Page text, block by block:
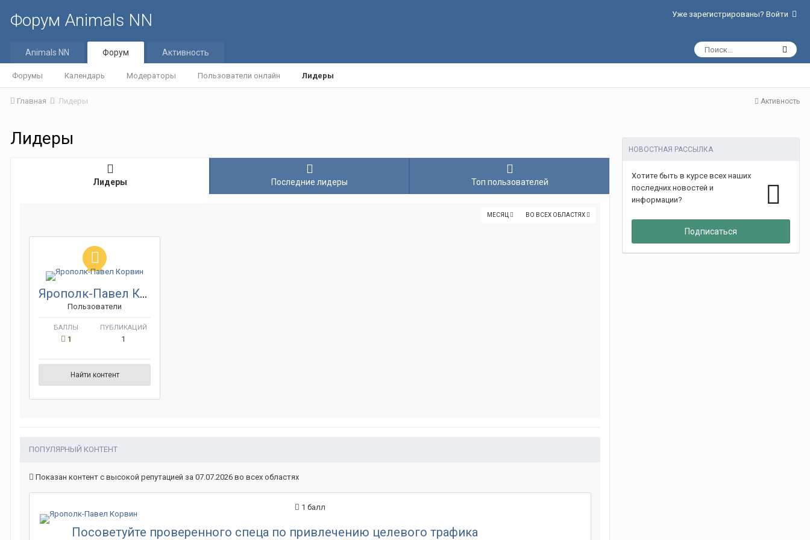
Форум Animals NN Уже зарегистрированы? Войти
Animals NN Форум
Форумы Календарь Модераторы Пользователи онлайн Лидеры
Активность
Активность
Главная Лидеры
Лидеры
Лидеры Последние лидеры Топ пользователей
ВО ВСЕХ ОБЛАСТЯХ
МЕСЯЦ
Ярополк-Павел Корвин
Пользователи
БАЛЛЫ
1
ПУБЛИКАЦИЙ
1
Найти контент
ПОПУЛЯРНЫЙ КОНТЕНТ
Показан контент с высокой репутацией за 07.07.2026 во всех областях
1 балл
Посоветуйте проверенного спеца по привлечению целевого трафика
НОВОСТНАЯ РАССЫЛКА
Хотите быть в курсе всех наших
последних новостей и
информации?
Подписаться